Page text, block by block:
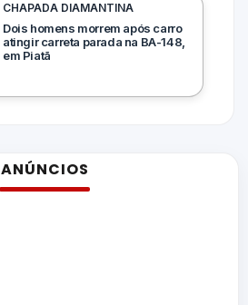
CHAPADA DIAMANTINA
Dois homens morrem após carro
atingir carreta parada na BA-148,
em Piatã
ANÚNCIOS